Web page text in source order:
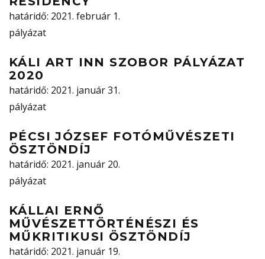
határidő: 2021. február 1.
pályázat
KÁLI ART INN SZOBOR PÁLYÁZAT
2020
határidő: 2021. január 31.
pályázat
PÉCSI JÓZSEF FOTÓMŰVÉSZETI
ÖSZTÖNDÍJ
határidő: 2021. január 20.
pályázat
KÁLLAI ERNŐ
MŰVÉSZETTÖRTÉNÉSZI ÉS
MŰKRITIKUSI ÖSZTÖNDÍJ
határidő: 2021. január 19.